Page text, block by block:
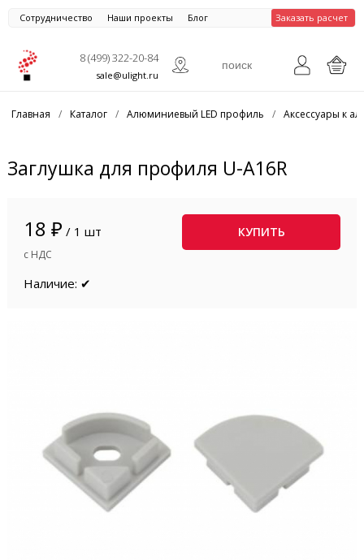
Сотрудничество Наши проекты Блог Заказать расчет
8 (499) 322-20-84
sale@ulight.ru
Главная / Каталог / Алюминиевый LED профиль / Аксессуары к
Заглушка для профиля U-A16R
18 ₽ / 1 шт
с НДС
КУПИТЬ
Наличие: ✔